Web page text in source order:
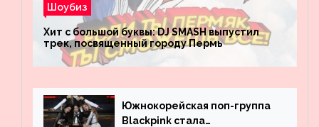
Шоубиз
Хит с большой буквы: DJ SMASH выпустил
трек, посвященный городу Пермь
Южнокорейская поп-группа
Blackpink стала